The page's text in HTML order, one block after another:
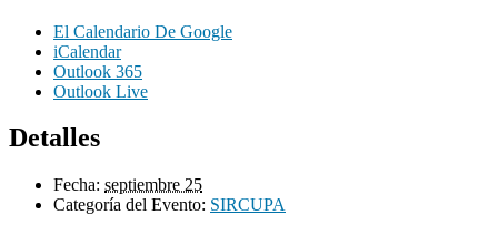
El Calendario De Google
iCalendar
Outlook 365
Outlook Live
Detalles
Fecha: septiembre 25
Categoría del Evento: SIRCUPA